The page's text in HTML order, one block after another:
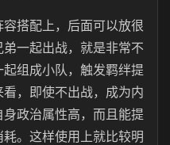
搭配上，后面可以放很
一起出战，就是非常不
组成小队，触发羁绊提
，即使不出战，成为内
政治属性高，而且能提
。这样使用上就比较明